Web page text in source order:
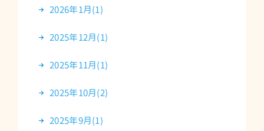
2026年1月(1)
2025年12月(1)
2025年11月(1)
2025年10月(2)
2025年9月(1)